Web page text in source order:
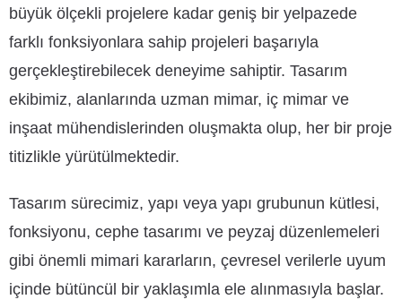
büyük ölçekli projelere kadar geniş bir yelpazede
farklı fonksiyonlara sahip projeleri başarıyla
gerçekleştirebilecek deneyime sahiptir. Tasarım
ekibimiz, alanlarında uzman mimar, iç mimar ve
inşaat mühendislerinden oluşmakta olup, her bir proje
titizlikle yürütülmektedir.
Tasarım sürecimiz, yapı veya yapı grubunun kütlesi,
fonksiyonu, cephe tasarımı ve peyzaj düzenlemeleri
gibi önemli mimari kararların, çevresel verilerle uyum
içinde bütüncül bir yaklaşımla ele alınmasıyla başlar.